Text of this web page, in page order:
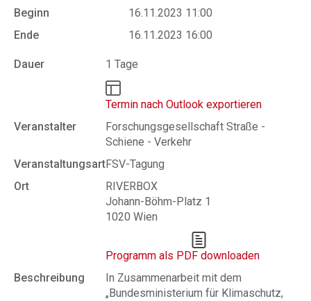
Beginn
16.11.2023 11:00
Ende
16.11.2023 16:00
Dauer 1 Tage
Termin nach Outlook exportieren
Veranstalter
Forschungsgesellschaft Straße -
Schiene - Verkehr
VeranstaltungsartFSV-Tagung
Ort
RIVERBOX
Johann-Böhm-Platz 1
1020 Wien
Programm als PDF downloaden
Beschreibung
In Zusammenarbeit mit dem
„Bundesministerium für Klimaschutz,